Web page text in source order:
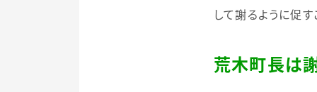
して謝るように促
荒木町長は